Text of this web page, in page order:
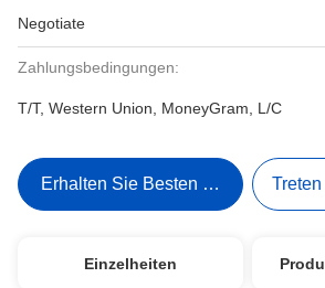
Negotiate
Zahlungsbedingungen:
T/T, Western Union, MoneyGram, L/C
Erhalten Sie Besten Preis
Einzelheiten